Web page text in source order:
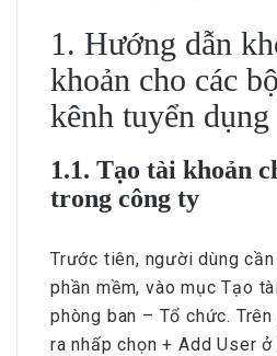
1. Hướng dẫn
khoản cho các
kênh tuyển dụng
1.1. Tạo tài khoản
trong công ty
Trước tiên, người dùng
phần mềm, vào mục Tạo
phòng ban – Tổ chức.
ra nhấp chọn + Add User